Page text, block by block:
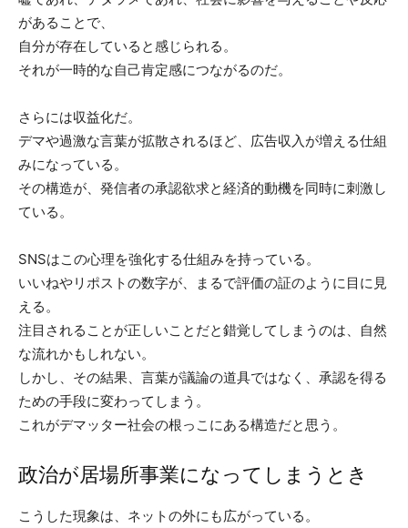
があることで、
自分が存在していると感じられる。
それが一時的な自己肯定感につながるのだ。
さらには収益化だ。
デマや過激な言葉が拡散されるほど、広告収入が増える仕組
みになっている。
その構造が、発信者の承認欲求と経済的動機を同時に刺激し
ている。
SNSはこの心理を強化する仕組みを持っている。
いいねやリポストの数字が、まるで評価の証のように目に見
える。
注目されることが正しいことだと錯覚してしまうのは、自然
な流れかもしれない。
しかし、その結果、言葉が議論の道具ではなく、承認を得る
ための手段に変わってしまう。
これがデマッター社会の根っこにある構造だと思う。
政治が居場所事業になってしまうとき
こうした現象は、ネットの外にも広がっている。